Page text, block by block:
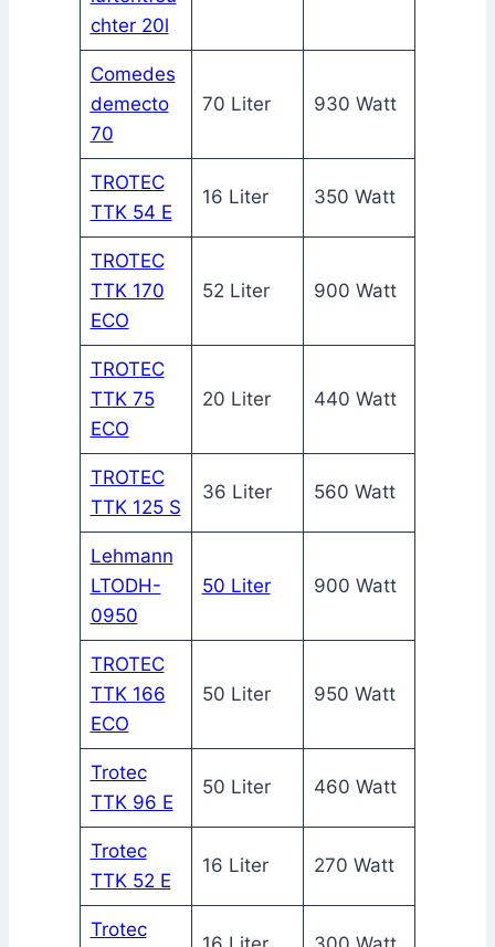
chter 20l
Comedes
demecto
70
70 Liter 930 Watt
TROTEC
TTK 54 E
16 Liter 350 Watt
TROTEC
TTK 170
ECO
52 Liter 900 Watt
TROTEC
TTK 75
ECO
20 Liter 440 Watt
TROTEC
TTK 125 S
36 Liter 560 Watt
Lehmann
LTODH-
0950
50 Liter 900 Watt
TROTEC
TTK 166
ECO
50 Liter 950 Watt
Trotec
TTK 96 E
50 Liter 460 Watt
Trotec
TTK 52 E
16 Liter 270 Watt
Trotec